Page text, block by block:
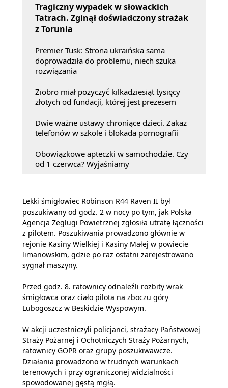
Tragiczny wypadek w słowackich
Tatrach. Zginął doświadczony strażak
z Torunia
Premier Tusk: Strona ukraińska sama
doprowadziła do problemu, niech szuka
rozwiązania
Ziobro miał pożyczyć kilkadziesiąt tysięcy
złotych od fundacji, której jest prezesem
Dwie ważne ustawy chroniące dzieci. Zakaz
telefonów w szkole i blokada pornografii
Obowiązkowe apteczki w samochodzie. Czy
od 1 czerwca? Wyjaśniamy
Lekki śmigłowiec Robinson R44 Raven II był
poszukiwany od godz. 2 w nocy po tym, jak Polska
Agencja Żeglugi Powietrznej zgłosiła utratę łączności
z pilotem. Poszukiwania prowadzono głównie w
rejonie Kasiny Wielkiej i Kasiny Małej w powiecie
limanowskim, gdzie po raz ostatni zarejestrowano
sygnał maszyny.
Przed godz. 8. ratownicy odnaleźli rozbity wrak
śmigłowca oraz ciało pilota na zboczu góry
Lubogoszcz w Beskidzie Wyspowym.
W akcji uczestniczyli policjanci, strażacy Państwowej
Straży Pożarnej i Ochotniczych Straży Pożarnych,
ratownicy GOPR oraz grupy poszukiwawcze.
Działania prowadzono w trudnych warunkach
terenowych i przy ograniczonej widzialności
spowodowanej gęstą mgłą.